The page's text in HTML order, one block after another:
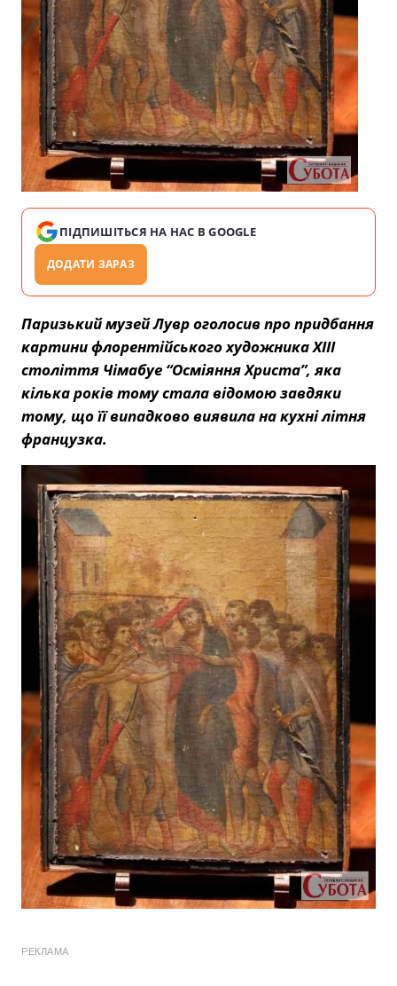
ПІДПИШІТЬСЯ НА НАС В GOOGLE
ДОДАТИ ЗАРАЗ
Паризький музей Лувр оголосив про придбання
картини флорентійського художника ХІІІ
століття Чімабуе “Осміяння Христа”, яка
кілька років тому стала відомою завдяки
тому, що її випадково виявила на кухні літня
французка.
РЕКЛАМА